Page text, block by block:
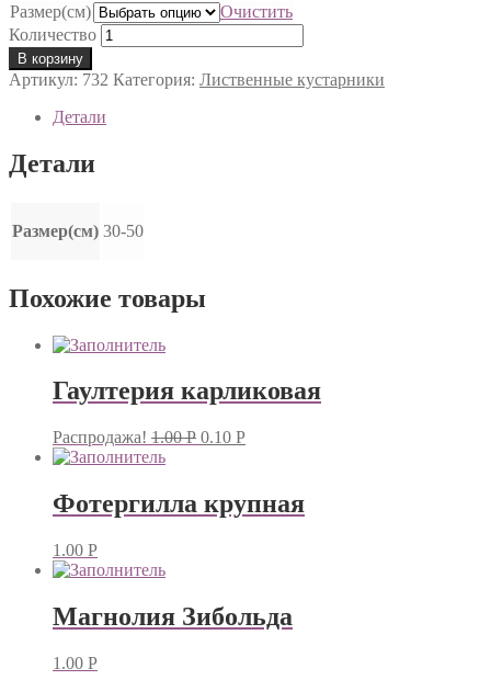
Размер(см)
Очистить
Количество
В корзину
Артикул: 732 Категория: Лиственные кустарники
Детали
Детали
Размер(см) 30-50
Похожие товары
Гаултерия карликовая
Распродажа! 1.00Р 0.10 Р
Фотергилла крупная
1.00 Р
Магнолия Зибольда
1.00 Р